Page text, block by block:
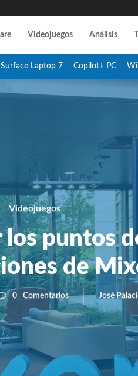
Videojuegos Análisis
Surface Laptop 7 Copilot+ PC
Videojuegos
puntos
de
0 Comentarios José